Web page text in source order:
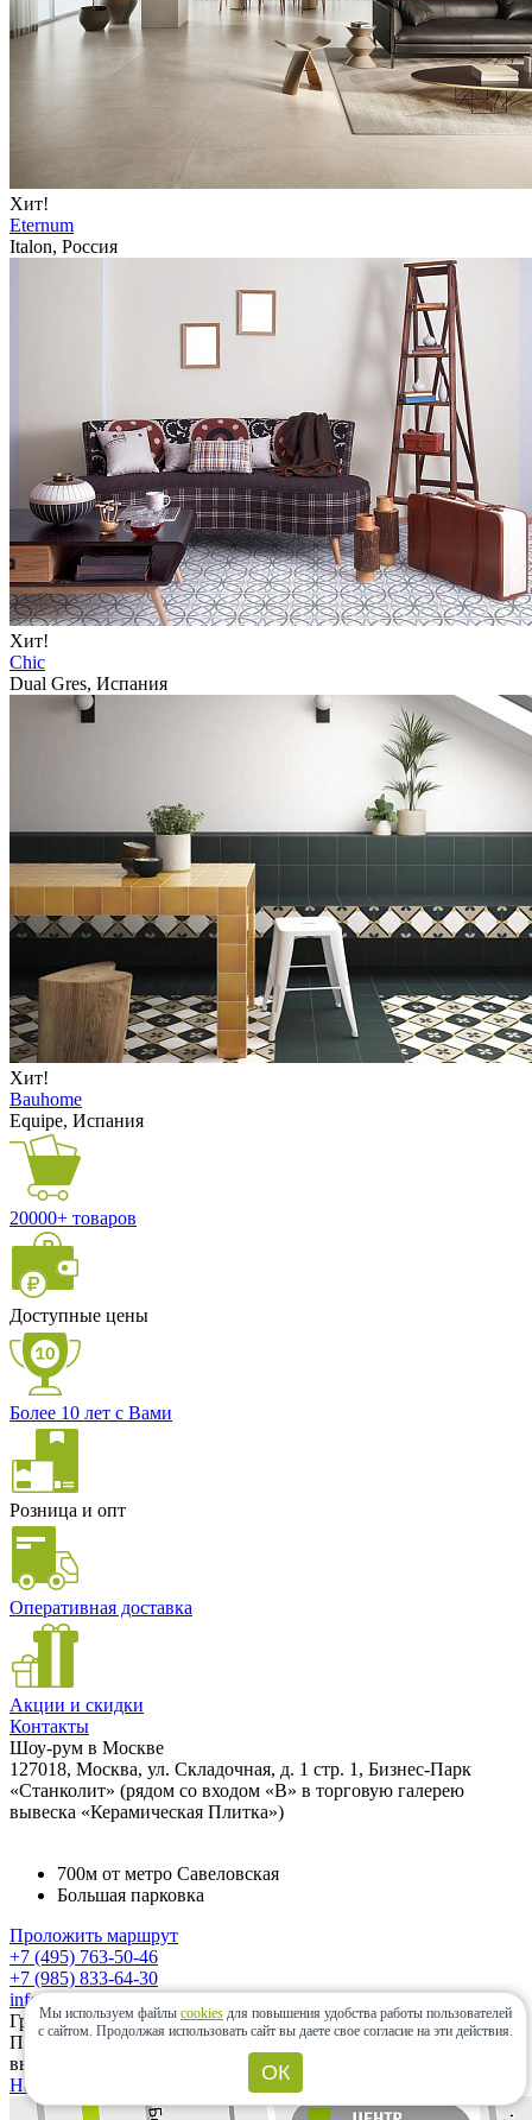
Хит!
Eternum
Italon, Россия
Хит!
Chic
Dual Gres, Испания
Хит!
Bauhome
Equipe, Испания
20000+ товаров
Доступные цены
Более 10 лет с Вами
Розница и опт
Оперативная доставка
Акции и скидки
Контакты
Шоу-рум в Москве
127018, Москва, ул. Складочная, д. 1 стр. 1, Бизнес-Парк
«Станколит» (рядом со входом «B» в торговую галерею
вывеска «Керамическая Плитка»)
700м от метро Савеловская
Большая парковка
Проложить маршрут
+7 (495) 763-50-46
+7 (985) 833-64-30
info@ceramic-center.ru
График работы шоу-рума
Понедельник — Суббота: с 10.00 до 20.00 Воскресенье:
выходной день.
Найти шоу-рум быстро
Мы используем файлы cookies для повышения удобства работы пользователей
с сайтом. Продолжая использовать сайт вы даете свое согласие на эти действия.
ОК